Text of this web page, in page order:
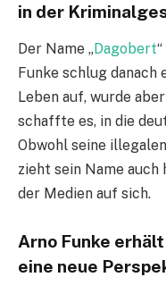
in der
Der Name „Dagobert
Funke schlug danach
Leben auf, wurde
schaffte es, in die
Obwohl seine
zieht sein Name
der Medien auf sich.
Arno Funke
eine neue